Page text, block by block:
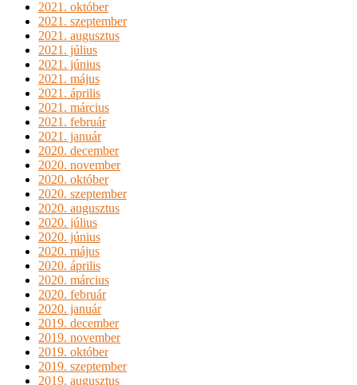
2021. október
2021. szeptember
2021. augusztus
2021. július
2021. június
2021. május
2021. április
2021. március
2021. február
2021. január
2020. december
2020. november
2020. október
2020. szeptember
2020. augusztus
2020. július
2020. június
2020. május
2020. április
2020. március
2020. február
2020. január
2019. december
2019. november
2019. október
2019. szeptember
2019. augusztus